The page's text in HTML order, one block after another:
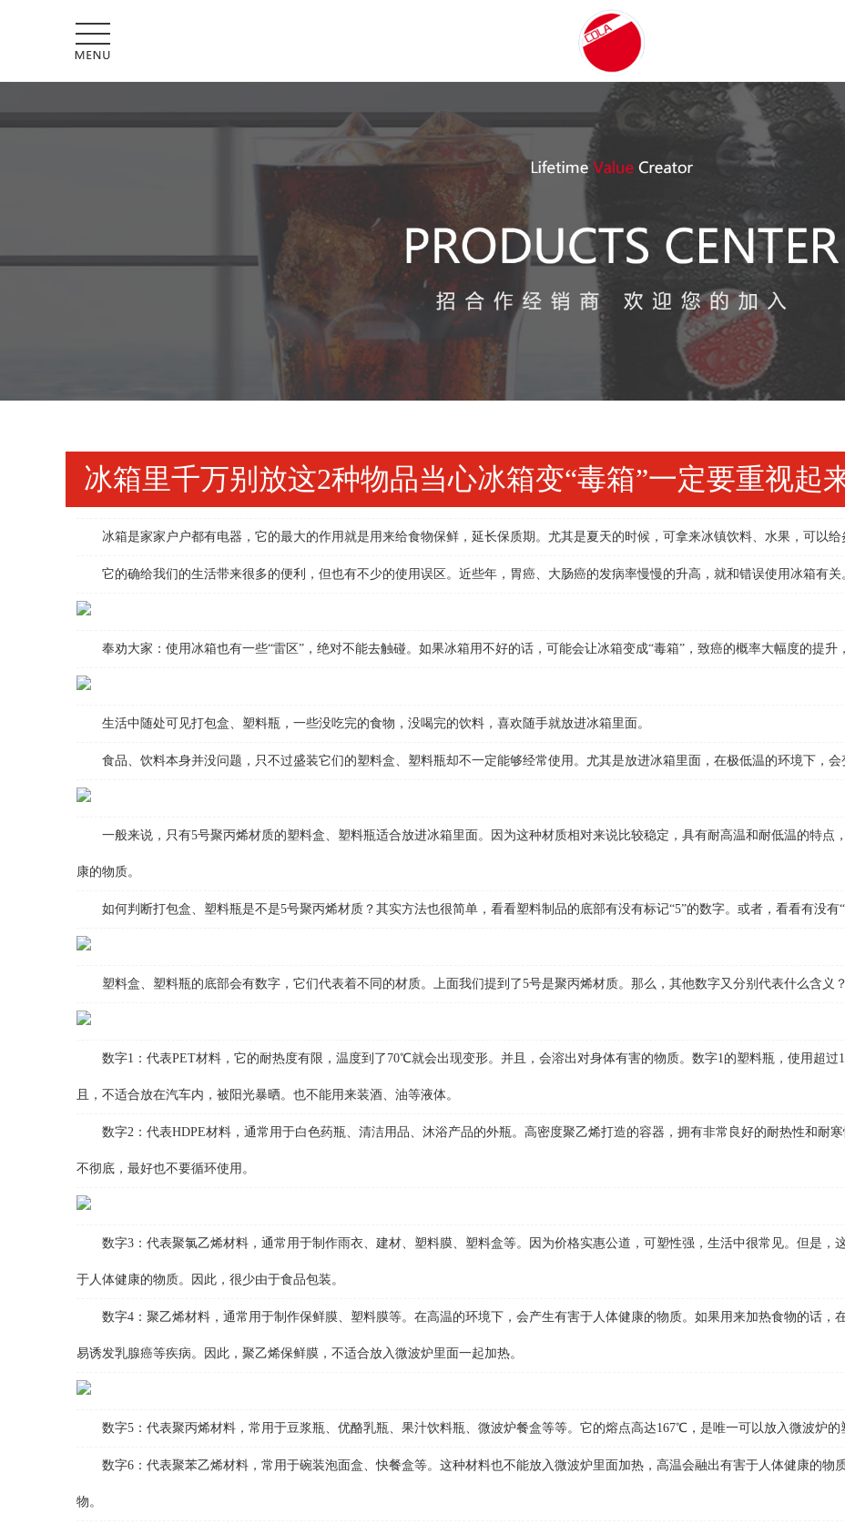
冰箱里千万别放这2种物品当心冰箱变“毒箱”一定要重视起
冰箱是家家户户都有电器，它的最大的作用就是用来给食物保鲜，延长保质期。尤其是夏天的时候，可拿来冰镇饮料、水果，可以给
它的确给我们的生活带来很多的便利，但也有不少的使用误区。近些年，胃癌、大肠癌的发病率慢慢的升高，就和错误使用冰箱有关
奉劝大家：使用冰箱也有一些“雷区”，绝对不能去触碰。如果冰箱用不好的话，可能会让冰箱变成“毒箱”，致癌的概率大幅度的提升
生活中随处可见打包盒、塑料瓶，一些没吃完的食物，没喝完的饮料，喜欢随手就放进冰箱里面。
食品、饮料本身并没问题，只不过盛装它们的塑料盒、塑料瓶却不一定能够经常使用。尤其是放进冰箱里面，在极低温的环境下，会
一般来说，只有5号聚丙烯材质的塑料盒、塑料瓶适合放进冰箱里面。因为这种材质相对来说比较稳定，具有耐高温和耐低温的特点
康的物质。
如何判断打包盒、塑料瓶是不是5号聚丙烯材质？其实方法也很简单，看看塑料制品的底部有没有标记“5”的数字。或者，看看有没有“
塑料盒、塑料瓶的底部会有数字，它们代表着不同的材质。上面我们提到了5号是聚丙烯材质。那么，其他数字又分别代表什么含义？
数字1：代表PET材料，它的耐热度有限，温度到了70℃就会出现变形。并且，会溶出对身体有害的物质。数字1的塑料瓶，使用超过
且，不适合放在汽车内，被阳光暴晒。也不能用来装酒、油等液体。
数字2：代表HDPE材料，通常用于白色药瓶、清洁用品、沐浴产品的外瓶。高密度聚乙烯打造的容器，拥有非常良好的耐热性和耐
不彻底，最好也不要循环使用。
数字3：代表聚氯乙烯材料，通常用于制作雨衣、建材、塑料膜、塑料盒等。因为价格实惠公道，可塑性强，生活中很常见。但是，
于人体健康的物质。因此，很少由于食品包装。
数字4：聚乙烯材料，通常用于制作保鲜膜、塑料膜等。在高温的环境下，会产生有害于人体健康的物质。如果用来加热食物的话，
易诱发乳腺癌等疾病。因此，聚乙烯保鲜膜，不适合放入微波炉里面一起加热。
数字5：代表聚丙烯材料，常用于豆浆瓶、优酪乳瓶、果汁饮料瓶、微波炉餐盒等等。它的熔点高达167℃，是唯一可以放入微波炉的
数字6：代表聚苯乙烯材料，常用于碗装泡面盒、快餐盒等。这种材料也不能放入微波炉里面加热，高温会融出有害于人体健康的物
物。